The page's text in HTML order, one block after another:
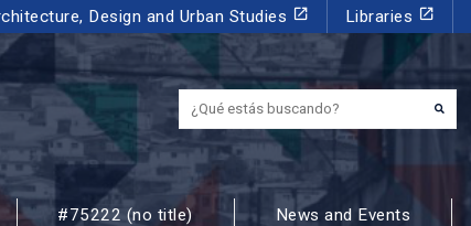
Design and Urban Studies launch Libraries launch
¿Qué estás buscando?
#75222 (no title) News and Events